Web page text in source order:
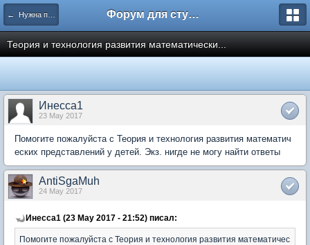
← Нужна помощь Форум для студента СГА
Теория и технология развития математически...
Инесса1
23 May 2017
Помогите пожалуйста с Теория и технология развития математич
еских представлений у детей. Экз. нигде не могу найти ответы
AntiSgaMuh
24 May 2017
Инесса1 (23 May 2017 - 21:52) писал:
Помогите пожалуйста с Теория и технология развития математичес